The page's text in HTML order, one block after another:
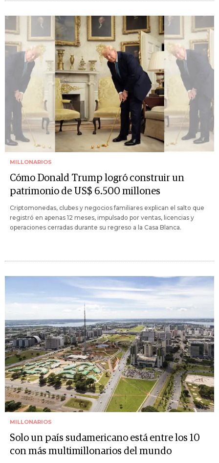
MILLONARIOS
Cómo Donald Trump logró construir un
patrimonio de US$ 6.500 millones
Criptomonedas, clubes y negocios familiares explican el salto que
registró en apenas 12 meses, impulsado por ventas, licencias y
operaciones cerradas durante su regreso a la Casa Blanca.
MILLONARIOS
Solo un país sudamericano está entre los 10
con más multimillonarios del mundo